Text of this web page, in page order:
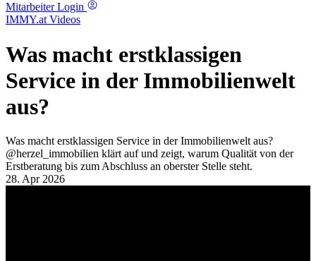
Mitarbeiter Login
IMMY.at Videos
Was macht erstklassigen
Service in der Immobilienwelt
aus?
Was macht erstklassigen Service in der Immobilienwelt aus?
@herzel_immobilien klärt auf und zeigt, warum Qualität von der
Erstberatung bis zum Abschluss an oberster Stelle steht.
28. Apr 2026